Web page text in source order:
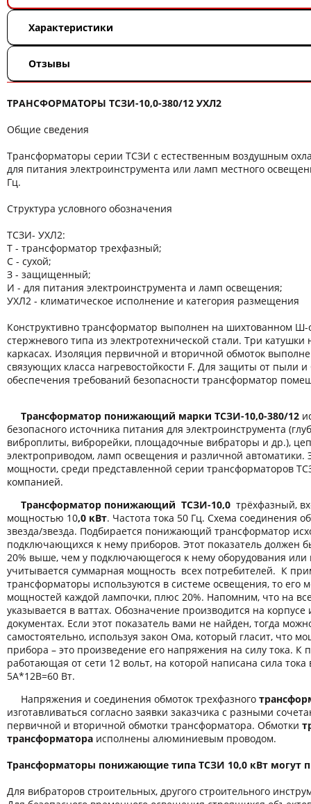
Характеристики
Отзывы
ТРАНСФОРМАТОРЫ ТСЗИ-10,0-380/12 УХЛ2
Общие сведения
Трансформаторы серии ТСЗИ с естественным воздушным
для питания электроинструмента или ламп местного
Гц.
Структура условного обозначения
ТСЗИ- УХЛ2:
Т - трансформатор трехфазный;
С - сухой;
З - защищенный;
И - для питания электроинструмента и ламп освещения;
УХЛ2 - климатическое исполнение и категория размещения
Конструктивно трансформатор выполнен на шихтованном Ш-
стержневого типа из электротехнической стали. Три
каркасах. Изоляция первичной и вторичной обмоток
связующих класса нагревостойкости F. Для защиты от пыли и
обеспечения требований безопасности трансформатор
Трансформатор понижающий марки ТСЗИ-10,0-380/12
безопасного источника питания для электроинструмента
виброплиты, виброрейки, площадочные вибраторы и др.),
электроприводом, ламп освещения и различной автоматики.
мощности, среди представленной серии трансформаторов
компанией.
Трансформатор понижающий ТСЗИ-10,0 трёхфазный,
мощностью 10,0 кВт. Частота тока 50 Гц. Схема соединения
звезда/звезда. Подбирается понижающий трансформатор
подключающихся к нему приборов. Этот показатель должен
20% выше, чем у подключающегося к нему оборудования или
учитывается суммарная мощность всех потребителей. К
трансформаторы используются в системе освещения, то его
мощностей каждой лампочки, плюс 20%. Напомним, что на
указывается в ваттах. Обозначение производится на
документах. Если этот показатель вами не найден, тогда
самостоятельно, используя закон Ома, который гласит, что
прибора – это произведение его напряжения на силу тока. К
работающая от сети 12 вольт, на которой написана сила
5А*12В=60 Вт.
Напряжения и соединения обмоток трехфазного
изготавливаться согласно заявки заказчика с разными
первичной и вторичной обмотки трансформатора. Обмотки
трансформатора исполнены алюминиевым проводом.
Трансформаторы понижающие типа ТСЗИ 10,0 кВт могут
Для вибраторов строительных, другого строительного